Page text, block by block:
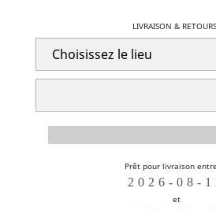
LIVRAISON &
Prêt pour livraison
et